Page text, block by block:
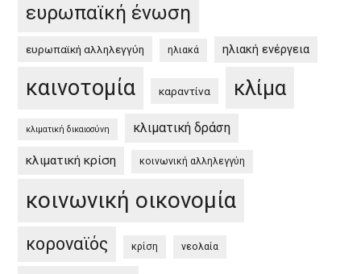
ευρωπαϊκή ένωση
ευρωπαϊκή αλληλεγγύη ηλιακά ηλιακή ενέργεια
καινοτομία καραντίνα κλίμα
κλιματική δικαιοσύνη κλιματική δράση
κλιματική κρίση κοινωνική αλληλεγγύη
κοινωνική οικονομία
κοροναϊός κρίση νεολαία